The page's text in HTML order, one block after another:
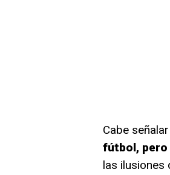
Cabe
fútbol, pero
las ilusiones